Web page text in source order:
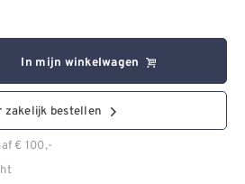
In mijn winkelwagen
zakelijk bestellen
€ 100,-